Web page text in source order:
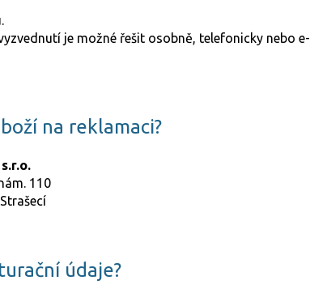
je možné řešit osobně, telefonicky nebo e-
na reklamaci?
110
údaje?